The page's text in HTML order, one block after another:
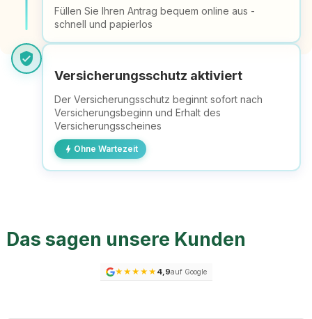
Füllen Sie Ihren Antrag bequem online aus -
schnell und papierlos
verified_user
Versicherungsschutz aktiviert
Der Versicherungsschutz beginnt sofort nach
Versicherungsbeginn und Erhalt des
Versicherungsscheines
bolt Ohne Wartezeit
Das sagen unsere Kunden
★ ★ ★ ★ ★ 4,9auf Google